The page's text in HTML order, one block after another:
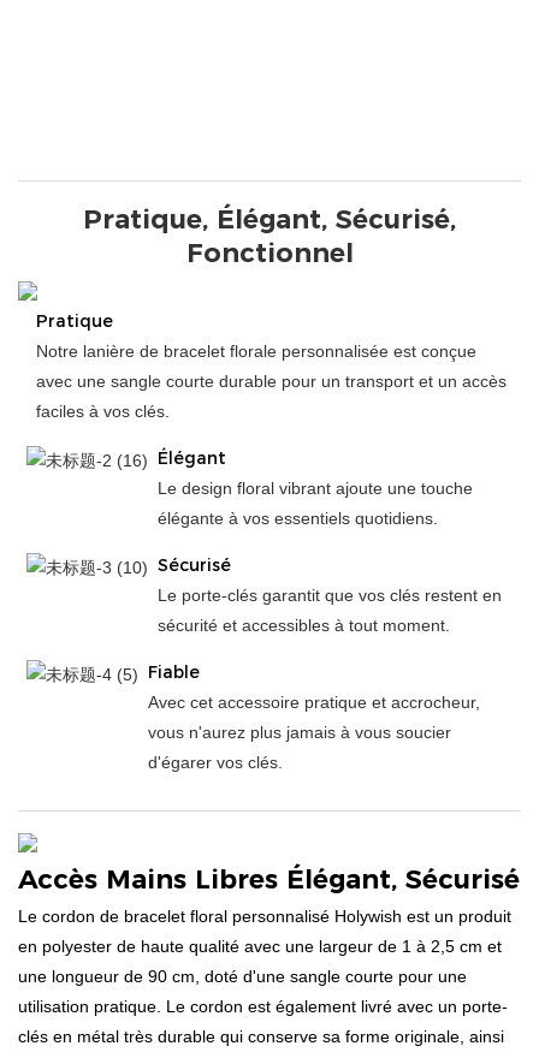
Pratique, Élégant, Sécurisé,
Fonctionnel
Pratique
Notre lanière de bracelet florale personnalisée est conçue
avec une sangle courte durable pour un transport et un accès
faciles à vos clés.
Élégant
Le design floral vibrant ajoute une touche
élégante à vos essentiels quotidiens.
Sécurisé
Le porte-clés garantit que vos clés restent en
sécurité et accessibles à tout moment.
Fiable
Avec cet accessoire pratique et accrocheur,
vous n'aurez plus jamais à vous soucier
d'égarer vos clés.
Accès Mains Libres Élégant, Sécurisé
Le cordon de bracelet floral personnalisé Holywish est un produit
en polyester de haute qualité avec une largeur de 1 à 2,5 cm et
une longueur de 90 cm, doté d'une sangle courte pour une
utilisation pratique. Le cordon est également livré avec un porte-
clés en métal très durable qui conserve sa forme originale, ainsi